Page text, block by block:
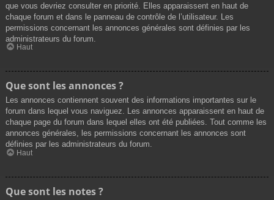
que vous devriez consulter en priorité. Elles apparaissent en haut de
chaque forum et dans le panneau de contrôle de l’utilisateur. Les
permissions concernant les annonces générales sont définies par les
administrateurs du forum.
Haut
Que sont les annonces ?
Les annonces contiennent souvent des informations importantes sur le
forum dans lequel vous naviguez. Les annonces apparaissent en haut de
chaque page du forum dans lequel elles ont été publiées. Tout comme les
annonces générales, les permissions concernant les annonces sont
définies par les administrateurs du forum.
Haut
Que sont les notes ?